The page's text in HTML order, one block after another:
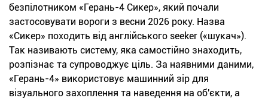
безпілотником «Герань-4 Сикер», який почали
застосовувати вороги з весни 2026 року. Назва
«Сикер» походить від англійського seeker («шукач»).
Так називають систему, яка самостійно знаходить,
розпізнає та супроводжує ціль. За наявними даними,
«Герань-4» використовує машинний зір для
візуального захоплення та наведення на об'єкти, а